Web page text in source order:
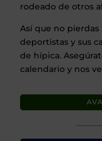
rodeado de otros
Así que no
deportistas y sus
de hípica.
calendario y nos